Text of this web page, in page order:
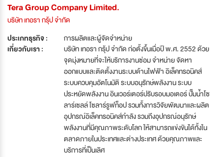
Tera Group Company Limited.
บริษัท เทอรา กรุ้ป จำกัด
ประเภทธุรกิจ :
การผลิตและผู้จัดจำหน่าย
เกี่ยวกับเรา :
บริษัท เทอรา กรุ้ป จำกัด ก่อตั้งขึ้นเมื่อปี พ.ศ. 2552 ด้วย
จุดมุ่งหมายที่จะให้บริการงานซ่อม จำหน่าย จัดหา
ออกแบบและติดตั้งงานระบบด้านไฟฟ้า อิเล็คทรอนิคส์
ระบบควบคุมอัตโนมัติ ระบบอนุรักษ์พลังงาน ระบบ
ประหยัดพลังงาน อินเวอร์เตอร์ปรับรอบมอเตอร์ ปั๊มน้ำโซ
ลาร์เซลล์ โซลาร์รูฟท็อป รวมทั้งการวิจัยพัฒนาและผลิต
อุปกรณ์อิเล็คทรอนิคส์กำลัง รวมถึงอุปกรณ์อนุรักษ์
พลังงานที่มีคุณภาพระดับโลก ให้สามารถแข่งขันได้ทั้งใน
ตลาดภายในประเทศและต่างประเทศ ด้วยคุณภาพและ
บริการที่เป็นเลิศ